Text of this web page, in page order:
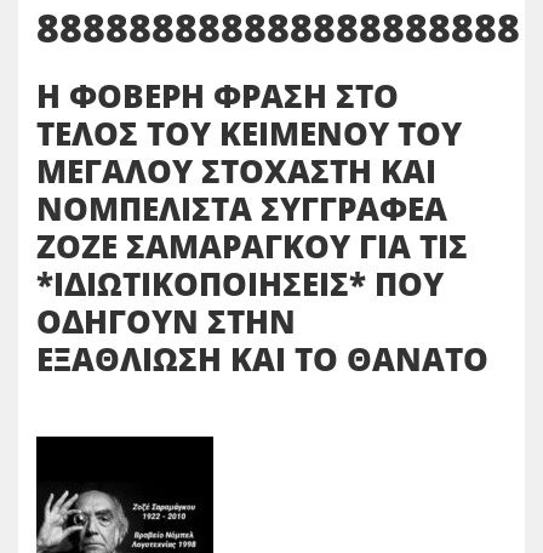
888888888888888888888
Η ΦΟΒΕΡΗ ΦΡΑΣΗ ΣΤΟ
ΤΕΛΟΣ ΤΟΥ ΚΕΙΜΕΝΟΥ ΤΟΥ
ΜΕΓΑΛΟΥ ΣΤΟΧΑΣΤΗ ΚΑΙ
ΝΟΜΠΕΛΙΣΤΑ ΣΥΓΓΡΑΦΕΑ
ΖΟΖΕ ΣΑΜΑΡΑΓΚΟΥ ΓΙΑ ΤΙΣ
*ΙΔΙΩΤΙΚΟΠΟΙΗΣΕΙΣ* ΠΟΥ
ΟΔΗΓΟΥΝ ΣΤΗΝ
ΕΞΑΘΛΙΩΣΗ ΚΑΙ ΤΟ ΘΑΝΑΤΟ